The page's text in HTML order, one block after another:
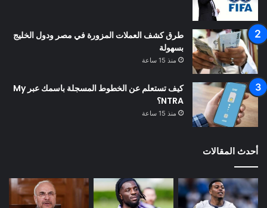
طرق كشف العملات المزورة في مصر ودول الخليج
بسهولة
منذ 15 ساعة
كيف تستعلم عن الخطوط المسجلة باسمك عبر My
NTRA؟
منذ 15 ساعة
أحدث المقالات